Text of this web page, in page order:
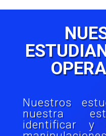
Nuestros
nuestra
identificar y